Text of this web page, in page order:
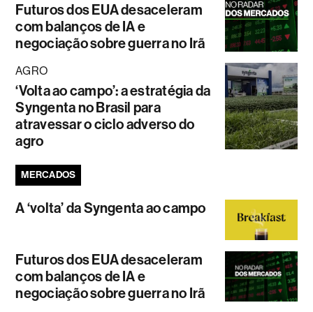
Futuros dos EUA desaceleram
com balanços de IA e
negociação sobre guerra no Irã
AGRO
‘Volta ao campo’: a estratégia da
Syngenta no Brasil para
atravessar o ciclo adverso do
agro
MERCADOS
A ‘volta’ da Syngenta ao campo
Futuros dos EUA desaceleram
com balanços de IA e
negociação sobre guerra no Irã